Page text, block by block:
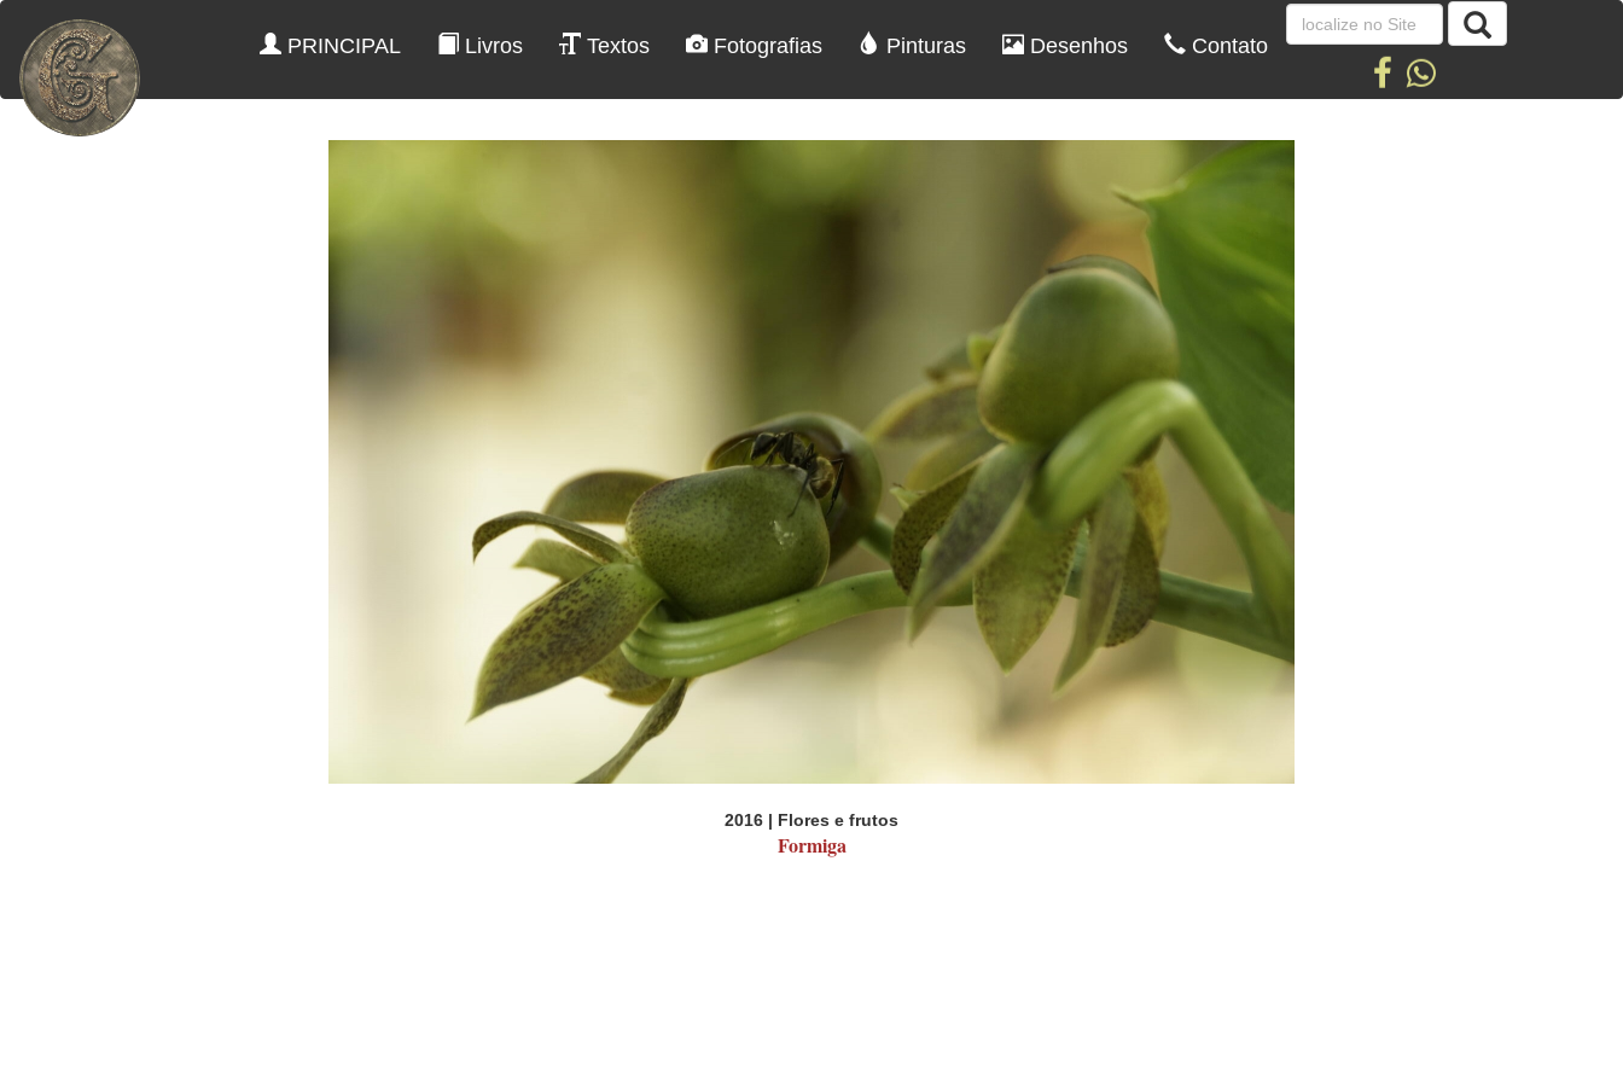
PRINCIPAL Livros Textos Fotografias Pinturas Desenhos Contato
Visitantes
2016 | Flores e frutos
Formiga